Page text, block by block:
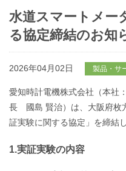
水道スマートメー
る協定締結のお知
2026年04月02日 製品・サ
愛知時計電機株式会社（本
長 國島 賢治）は、大阪府枚
証実験に関する協定」を締結
1.実証実験の内容